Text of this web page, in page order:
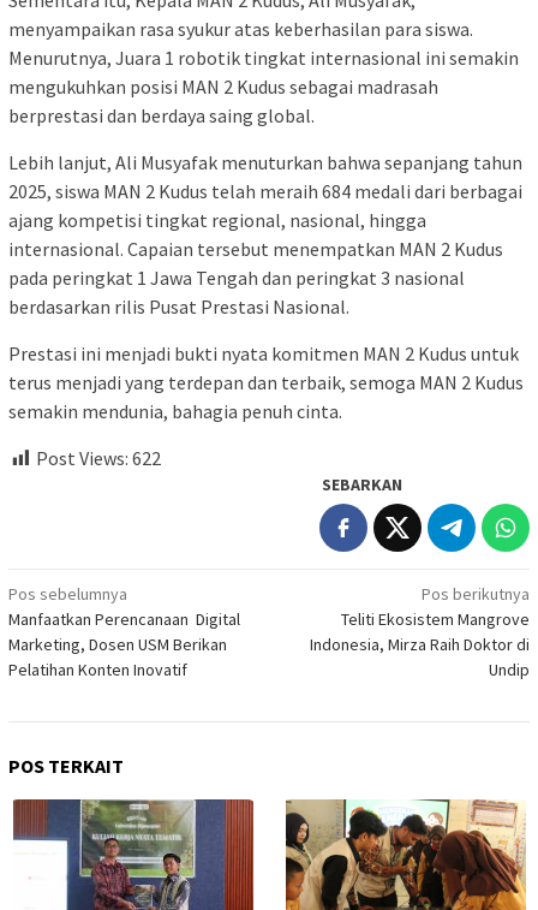
menyampaikan rasa syukur atas keberhasilan para siswa.
Menurutnya, Juara 1 robotik tingkat internasional ini semakin
mengukuhkan posisi MAN 2 Kudus sebagai madrasah
berprestasi dan berdaya saing global.
Lebih lanjut, Ali Musyafak menuturkan bahwa sepanjang tahun
2025, siswa MAN 2 Kudus telah meraih 684 medali dari berbagai
ajang kompetisi tingkat regional, nasional, hingga
internasional. Capaian tersebut menempatkan MAN 2 Kudus
pada peringkat 1 Jawa Tengah dan peringkat 3 nasional
berdasarkan rilis Pusat Prestasi Nasional.
Prestasi ini menjadi bukti nyata komitmen MAN 2 Kudus untuk
terus menjadi yang terdepan dan terbaik, semoga MAN 2 Kudus
semakin mendunia, bahagia penuh cinta.
Post Views: 622
SEBARKAN
Navigasi
pos
Pos sebelumnya
Manfaatkan Perencanaan Digital
Marketing, Dosen USM Berikan
Pelatihan Konten Inovatif
Pos berikutnya
Teliti Ekosistem Mangrove
Indonesia, Mirza Raih Doktor di
Undip
POS TERKAIT